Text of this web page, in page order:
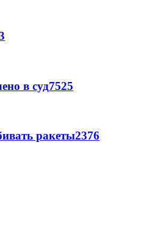
в суд7525
ракеты2376